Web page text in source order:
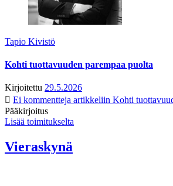
Tapio Kivistö
Kohti tuottavuuden parempaa puolta
Kirjoitettu 29.5.2026
Ei kommentteja artikkeliin Kohti
Pääkirjoitus
Lisää toimitukselta
Vieraskynä